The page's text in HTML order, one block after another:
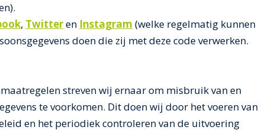
, Twitteren Instagram (welke regelmatig kunnen
doen die zij met deze code verwerken.
streven wij ernaar om misbruik van en
te voorkomen. Dit doen wij door het voeren van
en het periodiek controleren van de uitvoering